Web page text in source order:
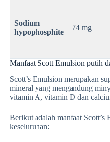
Sodium
hypophosphite
74 mg
Manfaat Scott Emulsion putih
Scott’s Emulsion merupakan
mineral yang mengandung
vitamin A, vitamin D dan
Berikut adalah manfaat Scott’s
keseluruhan: